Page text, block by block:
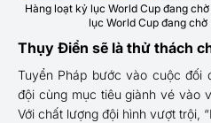
Hàng loạt kỷ lục World Cup đang
lục World Cup đang
Thụy Điển sẽ là thử thách
Tuyển Pháp bước vào cuộc đối
đội cùng mục tiêu giành vé vào
Với chất lượng đội hình vượt trội,